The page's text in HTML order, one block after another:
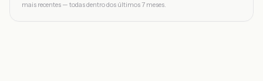
mais recentes — todas dentro dos últimos 7 meses.